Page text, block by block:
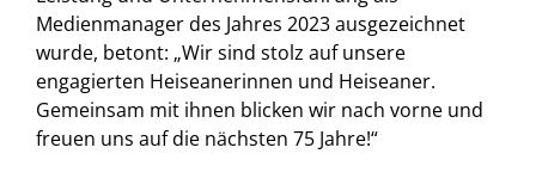
Medienmanager des Jahres 2023 ausgezeichnet
wurde, betont: „Wir sind stolz auf unsere
engagierten Heiseanerinnen und Heiseaner.
Gemeinsam mit ihnen blicken wir nach vorne und
freuen uns auf die nächsten 75 Jahre!“